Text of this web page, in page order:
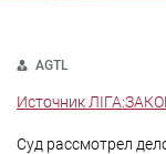
AGTL
Источник
Суд рассмотрел